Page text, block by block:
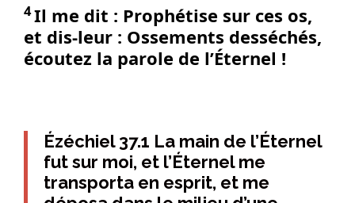
4Il me dit : Prophétise sur ces os,
et dis-leur : Ossements desséchés,
écoutez la parole de l’Éternel !
Ézéchiel 37.1 La main de l’Éternel
fut sur moi, et l’Éternel me
transporta en esprit, et me